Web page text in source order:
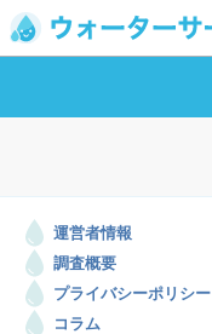
運営者情報
調査概要
プライバシーポリシー
コラム